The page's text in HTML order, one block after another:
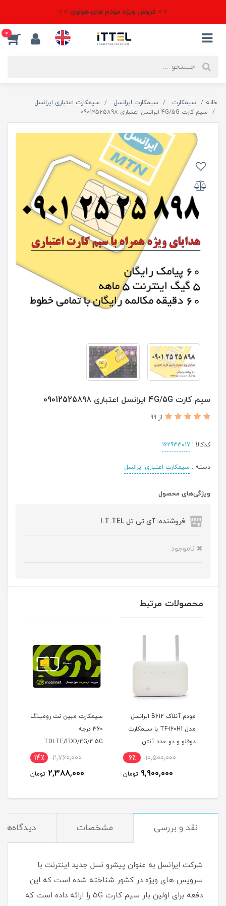
⭐⭐ فروش ویژه مودم های هواوی ⭐⭐
0
خانه سیمکارت سیمکارت ایرانسل
سیمکارت اعتباری ایرانسل
سیم کارت 4G/5G ایرانسل اعتباری 09012525898
سیم کارت 4G/5G ایرانسل اعتباری 09012525898
از 99
کدکالا : 162933017
دسته : سیمکارت اعتباری ایرانسل
ویژگی‌های محصول
فروشنده: آی تی تل I.T.TEL
ناموجود
محصولات مرتبط
مودم آنلاک B612 ایرانسل
مدل TF-i60H1 با سیمکارت
دوقلو و دو عدد آنتن
اکسترنال 19 دسی بل10,500,000 6٪
9,900,000 تومان
سیمکارت مبین نت رومینگ
360 درجه
TDLTE/FDD/4G/4.5G
2,760,000 14٪
2,388,000 تومان
نقد و بررسی مشخصات دیدگاه‌ها
شرکت ایرانسل به عنوان پیشرو نسل جدید اینترنت با
سرویس های ویژه در کشور شناخته شده است که این
دفعه برای اولین بار سیم کارت 5G را ارائه داده است که